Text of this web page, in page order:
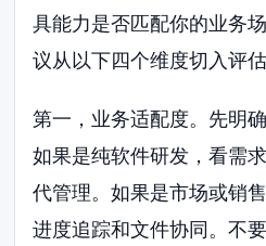
具能力是否匹配你的业务
议从以下四个维度切入评估
第一，业务适配度。先明
如果是纯软件研发，看需
代管理。如果是市场或销
进度追踪和文件协同。不